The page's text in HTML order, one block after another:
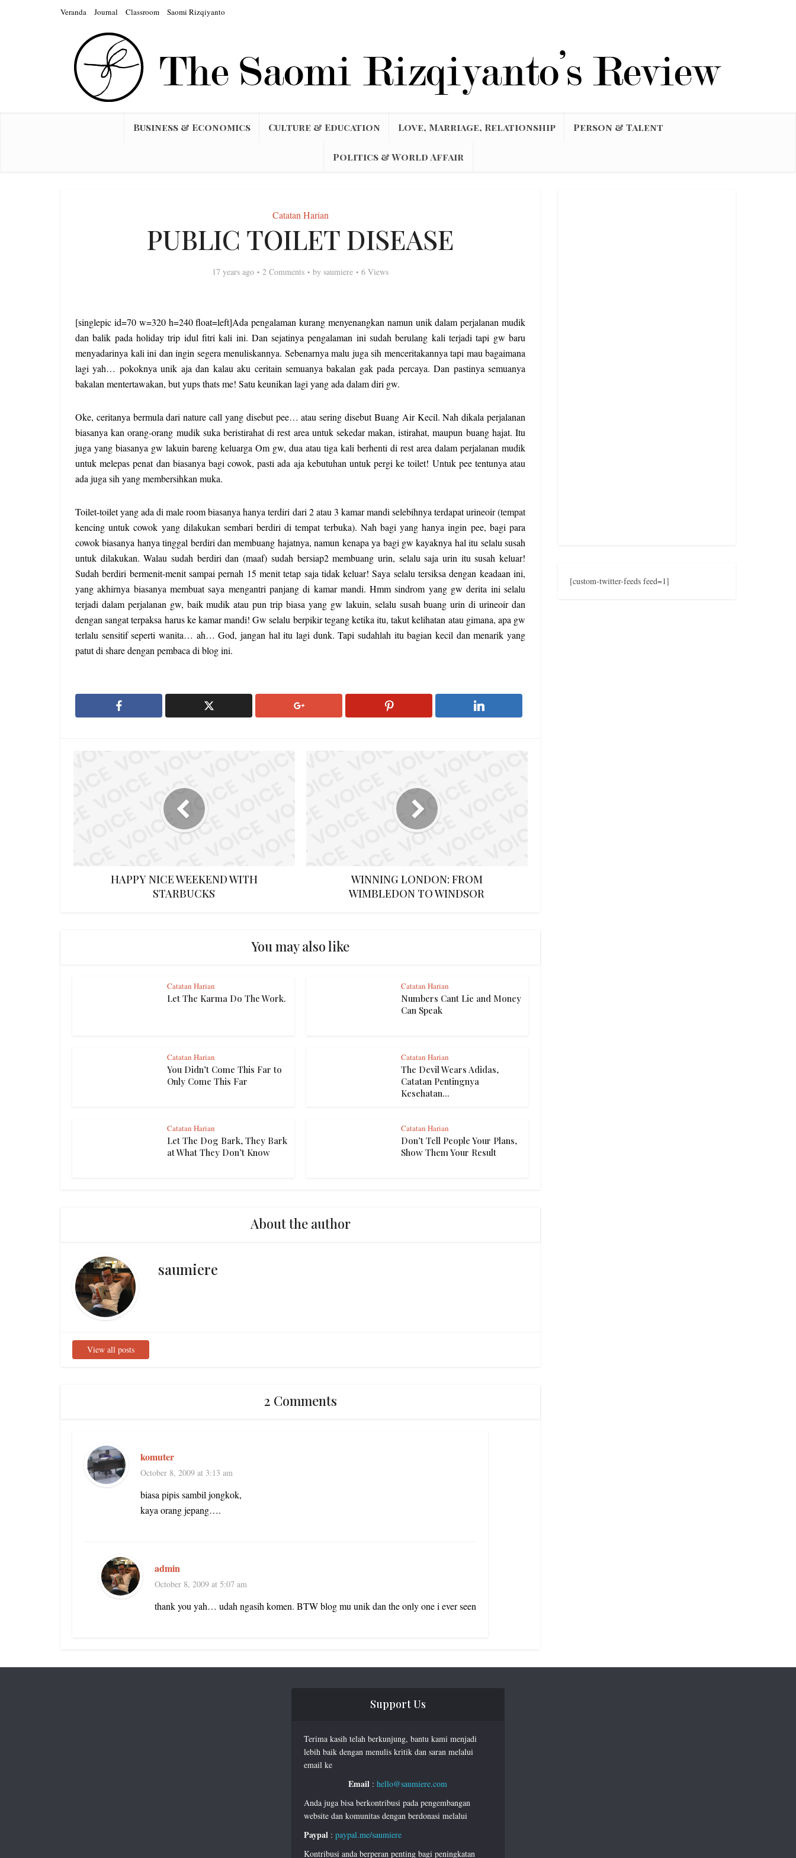
Veranda Journal Classroom Saomi Rizqiyanto
Business & Economics Culture & Education Love, Marriage, Relationship Person & Talent
Politics & World Affair
Catatan Harian
PUBLIC TOILET DISEASE
17 years ago 2 Comments by saumiere 6 Views
[singlepic id=70 w=320 h=240 float=left]Ada pengalaman kurang menyenangkan namun unik dalam perjalanan mudik
dan balik pada holiday trip idul fitri kali ini. Dan sejatinya pengalaman ini sudah berulang kali terjadi tapi gw baru
menyadarinya kali ini dan ingin segera menuliskannya. Sebenarnya malu juga sih menceritakannya tapi mau bagaimana
lagi yah… pokoknya unik aja dan kalau aku ceritain semuanya bakalan gak pada percaya. Dan pastinya semuanya
bakalan mentertawakan, but yups thats me! Satu keunikan lagi yang ada dalam diri gw.
Oke, ceritanya bermula dari nature call yang disebut pee… atau sering disebut Buang Air Kecil. Nah dikala perjalanan
biasanya kan orang-orang mudik suka beristirahat di rest area untuk sekedar makan, istirahat, maupun buang hajat. Itu
juga yang biasanya gw lakuin bareng keluarga Om gw, dua atau tiga kali berhenti di rest area dalam perjalanan mudik
untuk melepas penat dan biasanya bagi cowok, pasti ada aja kebutuhan untuk pergi ke toilet! Untuk pee tentunya atau
ada juga sih yang membersihkan muka.
Toilet-toilet yang ada di male room biasanya hanya terdiri dari 2 atau 3 kamar mandi selebihnya terdapaturineoir(tempat
kencing untuk cowok yang dilakukan sembari berdiri di tempat terbuka). Nah bagi yang hanya ingin pee, bagi para
cowok biasanya hanya tinggal berdiri dan membuang hajatnya, namun kenapa ya bagi gw kayaknya hal itu selalu susah
untuk dilakukan. Walau sudah berdiri dan (maaf) sudah bersiap2 membuang urin, selalu saja urin itu susah keluar!
Sudah berdiri bermenit-menit sampai pernah 15 menit tetap saja tidak keluar! Saya selalu tersiksa dengan keadaan ini,
yang akhirnya biasanya membuat saya mengantri panjang di kamar mandi. Hmm sindrom yang gw derita ini selalu
terjadi dalam perjalanan gw, baik mudik atau pun trip biasa yang gw lakuin, selalu susah buang urin di urineoir dan
dengan sangat terpaksa harus ke kamar mandi! Gw selalu berpikir tegang ketika itu, takut kelihatan atau gimana, apa gw
terlalu sensitif seperti wanita… ah… God, jangan hal itu lagi dunk. Tapi sudahlah itu bagian kecil dan menarik yang
patut di share dengan pembaca di blog ini.
HAPPY NICE WEEKEND WITH
STARBUCKS
WINNING LONDON: FROM
WIMBLEDON TO WINDSOR
You may also like
Catatan Harian
Let The Karma Do The Work.
Catatan Harian
Numbers Cant Lie and Money
Can Speak
Catatan Harian
You Didn’t Come This Far to
Only Come This Far
Catatan Harian
The Devil Wears Adidas,
Catatan Pentingnya
Kesehatan...
Catatan Harian
Let The Dog Bark, They Bark
at What They Don’t Know
Catatan Harian
Don’t Tell People Your Plans,
Show Them Your Result
About the author
saumiere
View all posts
2 Comments
komuter
October 8, 2009 at 3:13 am
biasa pipis sambil jongkok,
kaya orang jepang….
admin
October 8, 2009 at 5:07 am
thank you yah… udah ngasih komen. BTW blog mu unik dan the only one i ever seen
[custom-twitter-feeds feed=1]
Support Us
Terima kasih telah berkunjung, bantu kami menjadi
lebih baik dengan menulis kritik dan saran melalui
email ke
Email :hello@saumiere.com
Anda juga bisa berkontribusi pada pengembangan
website dan komunitas dengan berdonasi melalui
Paypal: paypal.me/saumiere
Kontribusi anda berperan penting bagi peningkatan